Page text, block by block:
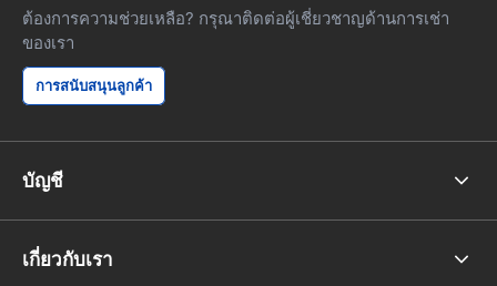
ต้องการความช่วยเหลือ? กรุณาติดต่อผู้เชี่ยวชาญด้านการเช่า
ของเรา
การสนับสนุนลูกค้า
บัญชี
เกี่ยวกับเรา